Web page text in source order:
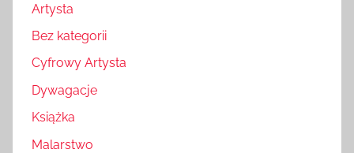
Artysta
Bez kategorii
Cyfrowy Artysta
Dywagacje
Książka
Malarstwo